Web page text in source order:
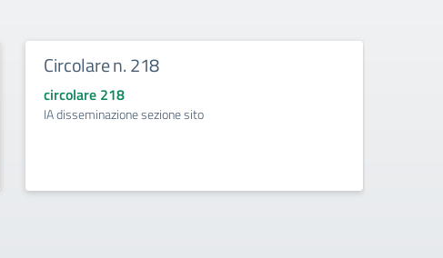
Circolare n. 218
circolare 218
IA disseminazione sezione sito